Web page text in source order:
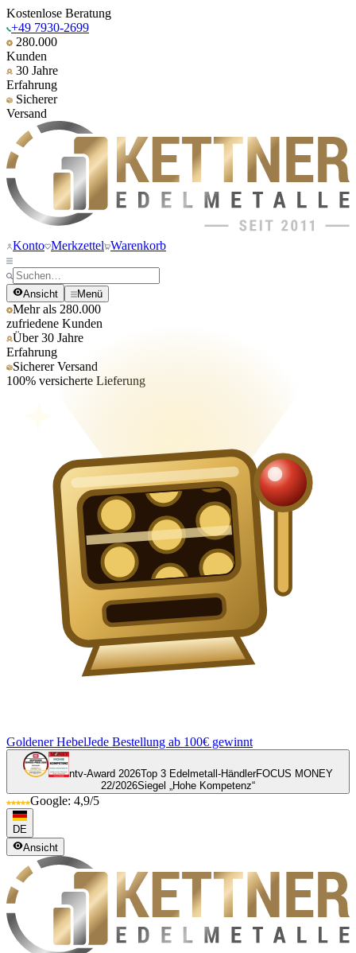
Kostenlose Beratung
+49 7930-2699
280.000
Kunden
30 Jahre
Erfahrung
Sicherer
Versand
Konto Merkzettel Warenkorb
Ansicht Menü
Mehr als 280.000
zufriedene Kunden
Über 30 Jahre
Erfahrung
Sicherer Versand
100% versicherte Lieferung
Goldener HebelJede Bestellung ab 100€ gewinnt
ntv-Award 2026Top 3 Edelmetall-HändlerFOCUS MONEY
22/2026Siegel „Hohe Kompetenz“
Google: 4,9/5
DE
Ansicht